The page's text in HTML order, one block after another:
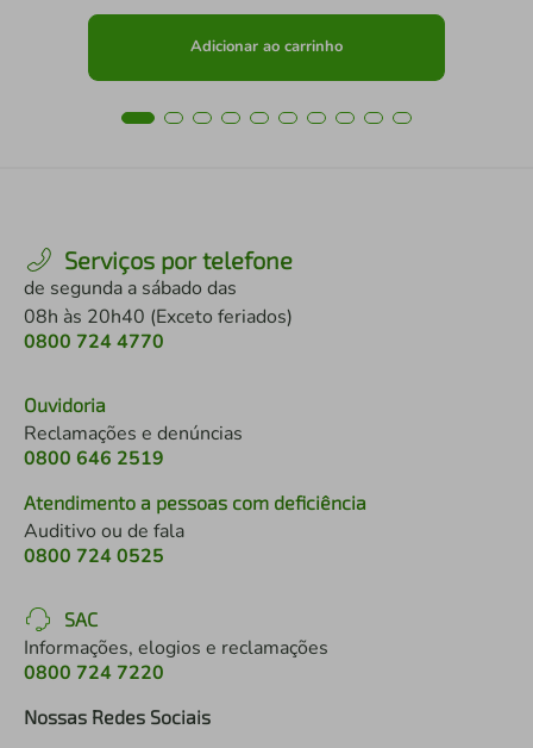
Adicionar ao carrinho
Serviços por telefone
de segunda a sábado das
08h às 20h40 (Exceto feriados)
0800 724 4770
Ouvidoria
Reclamações e denúncias
0800 646 2519
Atendimento a pessoas com deficiência
Auditivo ou de fala
0800 724 0525
SAC
Informações, elogios e reclamações
0800 724 7220
Nossas Redes Sociais